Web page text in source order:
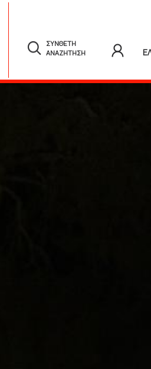
ΣΥΝΘΕΤΗ
ΑΝΑΖΗΤΗΣΗ